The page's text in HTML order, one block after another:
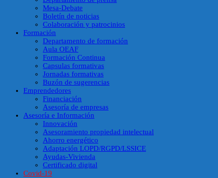
Mesa-Debate
Boletín de noticias
Colaboración y patrocinios
Formación
Departamento de formación
Aula OEAF
Formación Continua
Capsulas formativas
Jornadas formativas
Buzón de sugerencias
Emprendedores
Financiación
Asesoría de empresas
Asesoría e Información
Innovación
Asesoramiento propiedad intelectual
Ahorro energético
Adaptación LOPD/RGPD/LSSICE
Ayudas-Vivienda
Certificado digital
Covid-19